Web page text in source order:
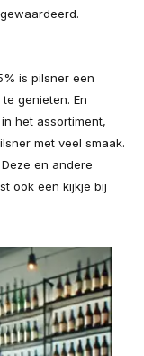
is pilsner een
genieten. En
het assortiment,
met veel smaak.
en andere
ook een kijkje bij